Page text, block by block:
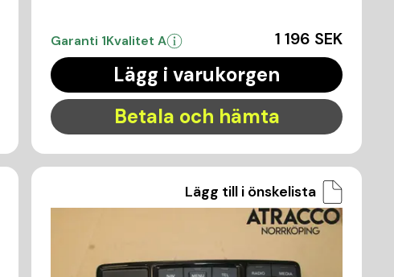
Garanti 1Kvalitet A 1 196 SEK
Lägg i varukorgen
Betala och hämta
Lägg till i önskelista